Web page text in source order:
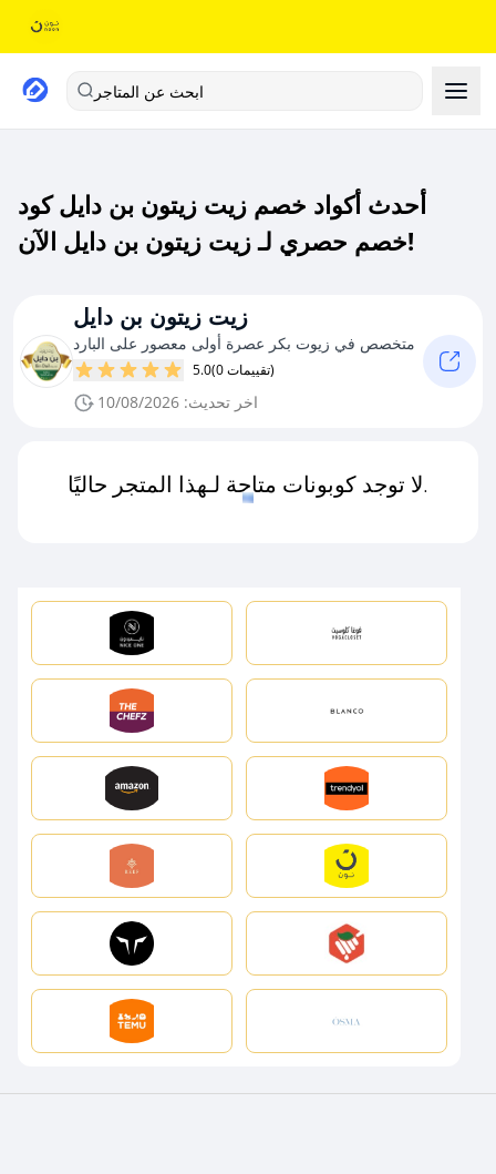
ابحث عن المتاجر
أحدث أكواد خصم زيت زيتون بن دايل كود
خصم حصري لـ زيت زيتون بن دايل الآن!
زيت زيتون بن دايل
متخصص في زيوت بكر عصرة أولى معصور على البارد
5.0 (0 تقييمات)
اخر تحديث: 10/08/2026
لا توجد كوبونات متاحة لـهذا المتجر حاليًا.